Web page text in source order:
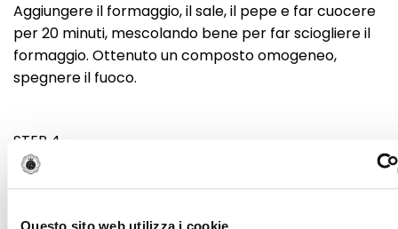
Aggiungere il formaggio, il sale, il pepe e far cuocere
per 20 minuti, mescolando bene per far sciogliere il
formaggio. Ottenuto un composto omogeneo,
spegnere il fuoco.
STEP 4
In una padella antiaderente a bordo basso versare il
restante olio, farlo scaldare e poi aggiungere metà